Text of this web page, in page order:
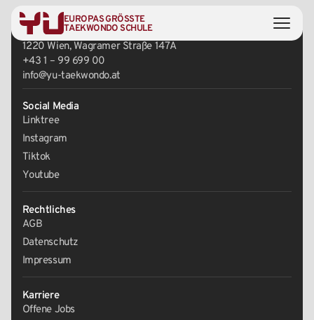
EUROPAS GRÖSSTE
TAEKWONDO SCHULE
Zentrale
1220 Wien, Wagramer Straße 147A
+43 1 – 99 699 00
info@yu-taekwondo.at
Social Media
Linktree
Instagram
Tiktok
Youtube
Rechtliches
AGB
Datenschutz
Impressum
Karriere
Offene Jobs